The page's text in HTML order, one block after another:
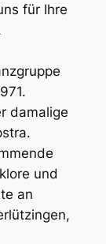
für Ihre
damalige
und
an